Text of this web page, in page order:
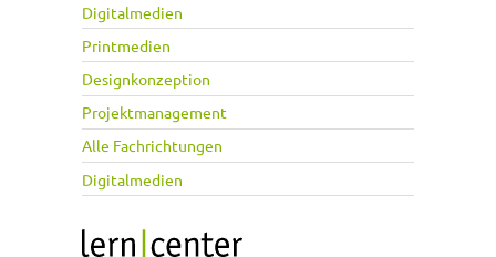
Digitalmedien
Printmedien
Designkonzeption
Projektmanagement
Alle Fachrichtungen
Digitalmedien